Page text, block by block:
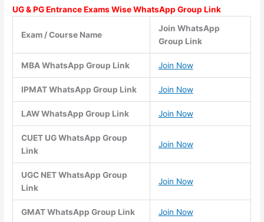
UG & PG Entrance Exams Wise WhatsApp Group Link
Exam / Course Name
Join WhatsApp
Group Link
MBA WhatsApp Group Link Join Now
IPMAT WhatsApp Group Link Join Now
LAW WhatsApp Group Link Join Now
CUET UG WhatsApp Group
Link
Join Now
UGC NET WhatsApp Group
Link
Join Now
GMAT WhatsApp Group Link Join Now